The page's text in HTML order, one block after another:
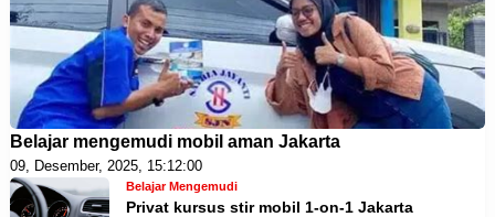
Belajar mengemudi mobil aman Jakarta
09, Desember, 2025, 15:12:00
Belajar Mengemudi
Privat kursus stir mobil 1-on-1 Jakarta